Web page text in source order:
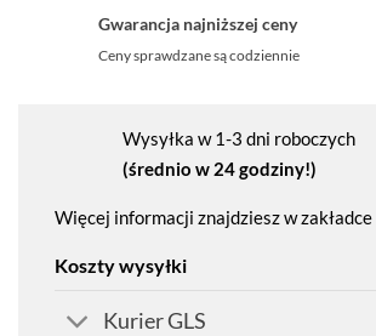
Gwarancja najniższej ceny
Ceny sprawdzane są codziennie
Wysyłka w 1-3 dni roboczych
(średnio w 24 godziny!)
Więcej informacji znajdziesz w zakładce
Koszty wysyłki
Kurier GLS